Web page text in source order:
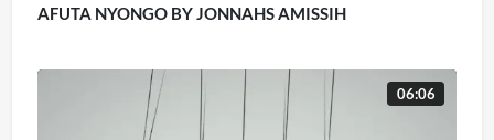
AFUTA NYONGO BY JONNAHS AMISSIH
06:06